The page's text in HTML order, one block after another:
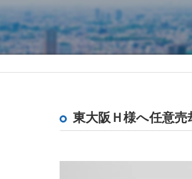
京都の任意売却
三重県の任意売却
姫路で住宅ローン相談な
東大阪Ｈ様へ任意売